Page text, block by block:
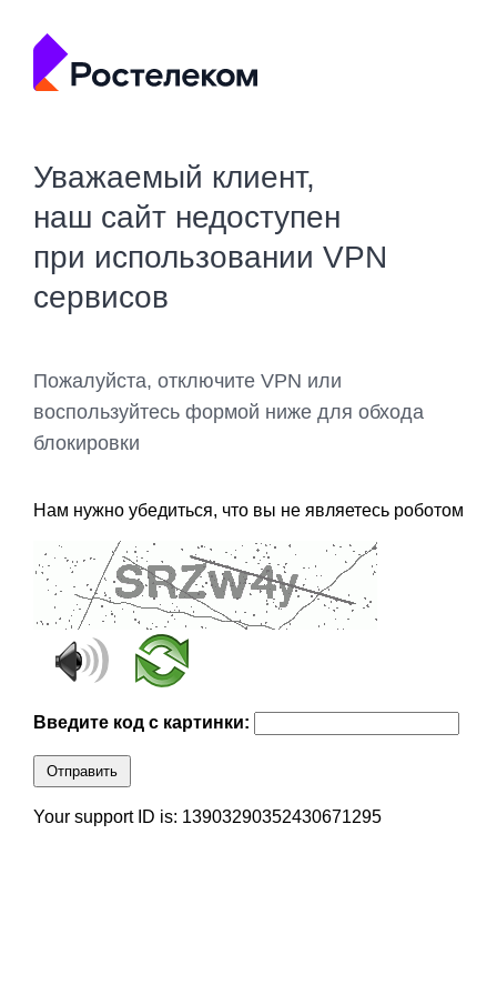
Уважаемый клиент,
наш сайт недоступен
при использовании VPN
сервисов
Пожалуйста, отключите VPN или
воспользуйтесь формой ниже для обхода
блокировки
Нам нужно убедиться, что вы не являетесь роботом
Введите код с картинки:
Отправить
Your support ID is: 13903290352430671295